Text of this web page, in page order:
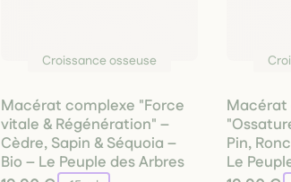
Croissance osseuse
Macérat complexe "Force
vitale & Régénération" –
Cèdre, Sapin & Séquoia –
Bio – Le Peuple des Arbres
Macérat
Pin,
Le